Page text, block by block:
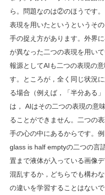
ら。問題なのは②のほうです
表現を用いたというというそ
手の捉え方があります。外界
が異なった二つの表現を用い
報源としてAIも二つの表現の
す。ところが，全く同じ状況
る場合（例えば，「半分ある
は， AIはその二つの表現の意
ることができません。二つの
手の心の中にあるからです。
glass is half emptyの二つの言
置まで液体が入っている画像
混乱するか，どちらでも構わ
の違いを学習することはない